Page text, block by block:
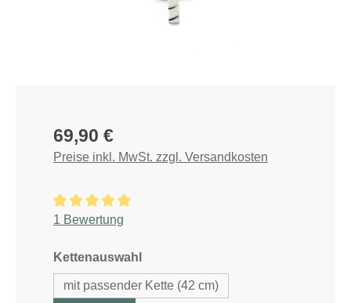
Regulärer Preis:
69,90 €
Preise inkl. MwSt. zzgl. Versandkosten
Durchschnittliche Bewertung von 5 von 5 Sternen
1 Bewertung
Kettenauswahl auswählen
mit passender Kette (42 cm)